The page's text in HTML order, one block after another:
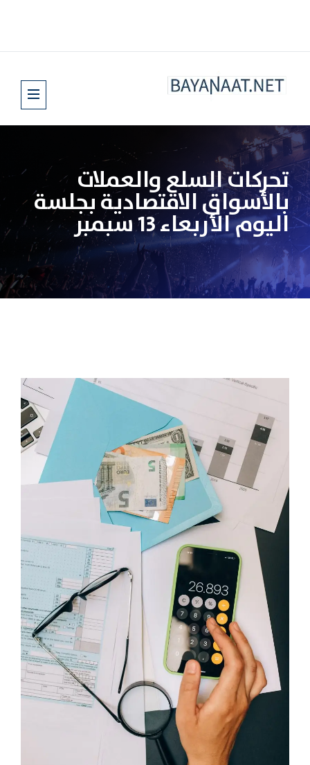
تحركات السلع والعملات
بالأسواق الاقتصادية بجلسة
اليوم الأربعاء 13 سبمبر